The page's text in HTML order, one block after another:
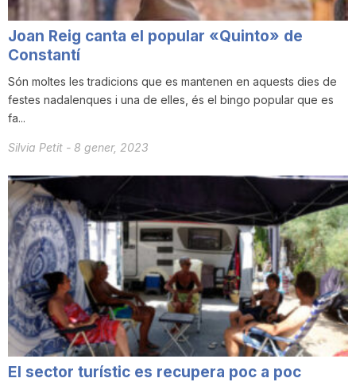
a
r
a
g
o
Joan Reig canta el popular «Quinto» de
Constantí
Són moltes les tradicions que es mantenen en aquests dies de
festes nadalenques i una de elles, és el bingo popular que es
fa...
Silvia Petit - 8 gener, 2023
El sector turístic es recupera poc a poc